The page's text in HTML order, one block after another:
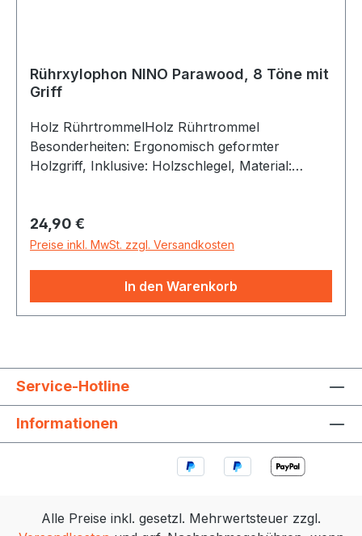
Rührxylophon NINO Parawood, 8 Töne mit
Griff
Holz RührtrommelHolz Rührtrommel
Besonderheiten: Ergonomisch geformter
Holzgriff, Inklusive: Holzschlegel, Material:
Regulärer Preis:
24,90 €
Preise inkl. MwSt. zzgl. Versandkosten
In den Warenkorb
Service-Hotline
Informationen
Alle Preise inkl. gesetzl. Mehrwertsteuer zzgl.